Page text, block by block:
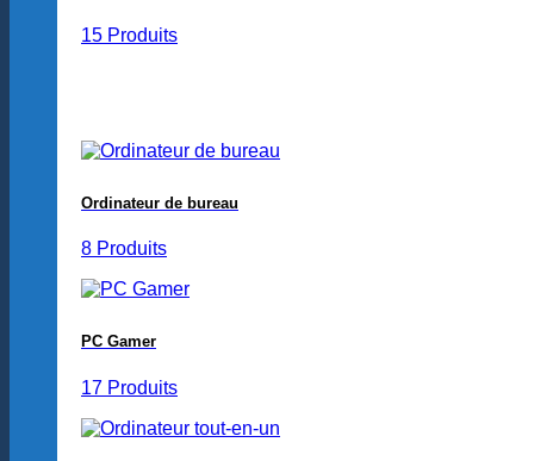
15 Produits
Ordinateur de bureau
8 Produits
PC Gamer
17 Produits